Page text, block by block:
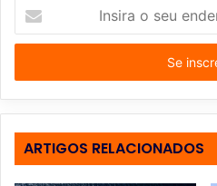
s
r
a
o
ARTIGOS RELACIONADOS